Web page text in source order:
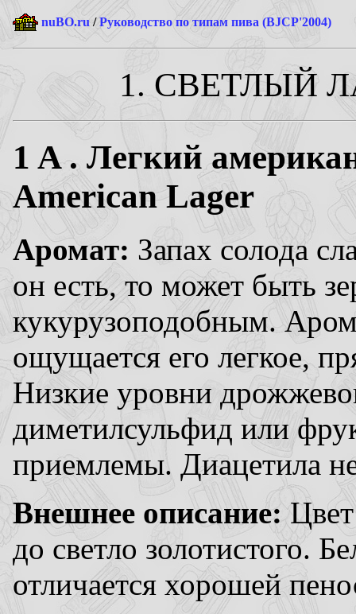
nuBO.ru /Руководство по типам пива (BJCP'2004)
1. СВЕТЛЫЙ
1 A . Легкий
American Lager
Аромат: Запах солода
он есть, то может быть
кукурузоподобным.
ощущается его легкое,
Низкие уровни
диметилсульфид или
приемлемы. Диацетила
Внешнее описание:
до светло золотистого.
отличается хорошей